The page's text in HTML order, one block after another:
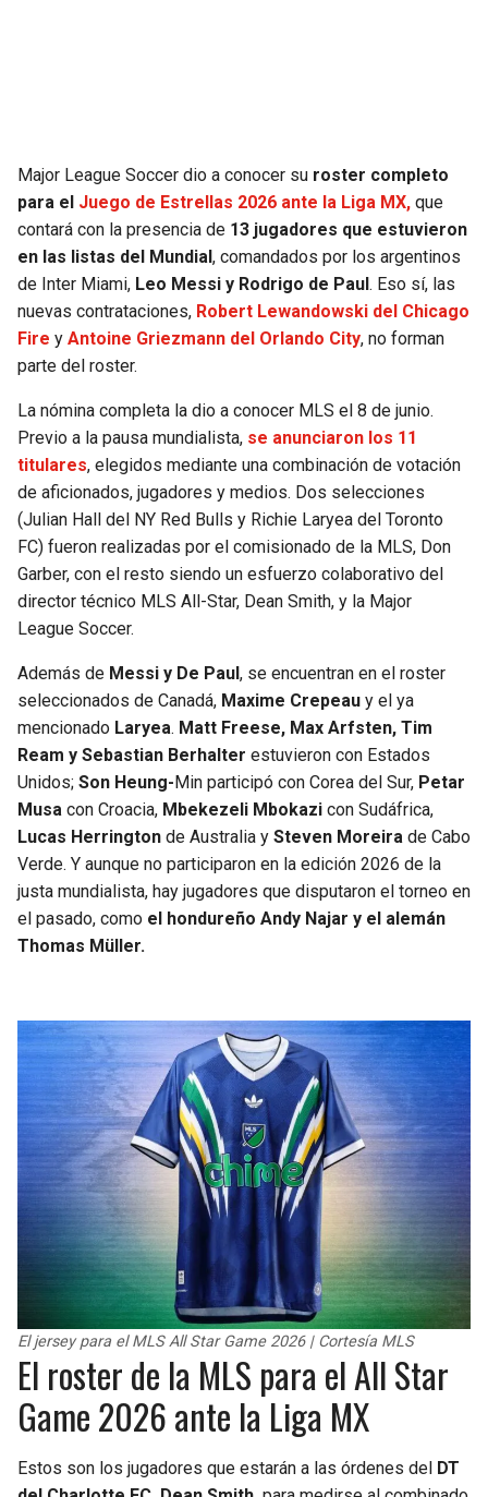
LIONS
FALCONS
PANTHERS
SAINTS
BUCCANEERS
NUGGETS
TIMBERWOLVES
TRAIL BLAZERS
JAZZ
Major League Soccer dio a conocer su roster completo
para el Juego de Estrellas 2026 ante la Liga MX, que
contará con la presencia de 13 jugadores que estuvieron
en las listas del Mundial , comandados por los argentinos
de Inter Miami, Leo Messi y Rodrigo de Paul . Eso sí, las
nuevas contrataciones, Robert Lewandowski del Chicago
Fire y Antoine Griezmann del Orlando City, no forman
parte del roster.
La nómina completa la dio a conocer MLS el 8 de junio.
Previo a la pausa mundialista, se anunciaron los 11
titulares, elegidos mediante una combinación de votación
de aficionados, jugadores y medios. Dos selecciones
(Julian Hall del NY Red Bulls y Richie Laryea del Toronto
FC) fueron realizadas por el comisionado de la MLS, Don
Garber, con el resto siendo un esfuerzo colaborativo del
director técnico MLS All-Star, Dean Smith, y la Major
League Soccer.
Además de Messi y De Paul , se encuentran en el roster
seleccionados de Canadá, Maxime Crepeau y el ya
mencionado Laryea. Matt Freese, Max Arfsten, Tim
Ream y Sebastian Berhalter estuvieron con Estados
Unidos; Son Heung- Min participó con Corea del Sur, Petar
Musa con Croacia, Mbekezeli Mbokazi con Sudáfrica,
Lucas Herrington de Australia y Steven Moreira de Cabo
Verde. Y aunque no participaron en la edición 2026 de la
justa mundialista, hay jugadores que disputaron el torneo en
el pasado, como el hondureño Andy Najar y el alemán
Thomas Müller.
El jersey para el MLS All Star Game 2026 | Cortesía MLS
El roster de la MLS para el All Star
Game 2026 ante la Liga MX
Estos son los jugadores que estarán a las órdenes del DT